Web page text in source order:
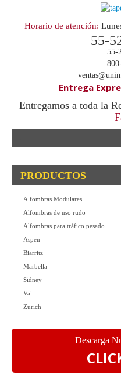
Horario de atención:
55-
55-
Entrega
Entregamos a toda la
PRODUCTOS
Alfombras Modulares
Alfombras de uso rudo
Alfombras para tráfico pesado
Aspen
Biarritz
Marbella
Sidney
Vail
Zurich
Descarga